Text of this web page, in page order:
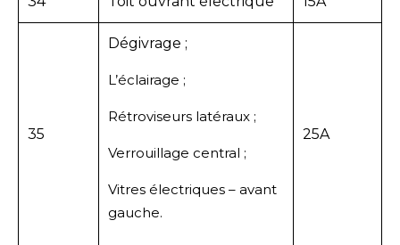
35
Dégivrage ;
L’éclairage ;
Rétroviseurs latéraux ;
Verrouillage central ;
Vitres électriques – avant
gauche.
25A